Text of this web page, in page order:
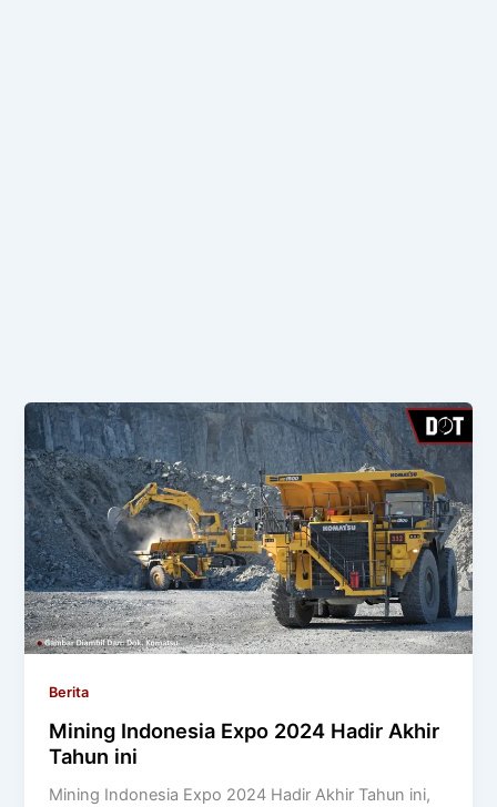
Berita
Mining Indonesia Expo 2024 Hadir Akhir
Tahun ini
Mining Indonesia Expo 2024 Hadir Akhir Tahun ini,